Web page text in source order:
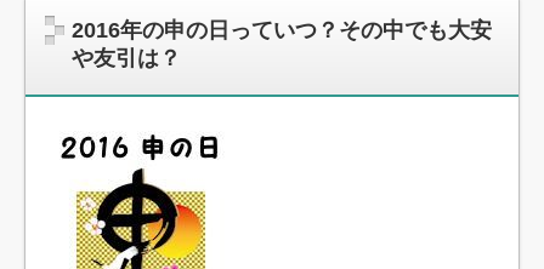
2016年の申の日っていつ？その中でも大安
や友引は？